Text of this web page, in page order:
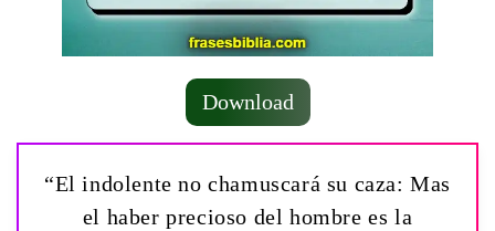
Download
“El indolente no chamuscará su caza: Mas
el haber precioso del hombre es la